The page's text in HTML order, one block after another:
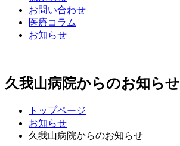
お問い合わせ
医療コラム
お知らせ
久我山病院からのお知らせ
トップページ
お知らせ
久我山病院からのお知らせ